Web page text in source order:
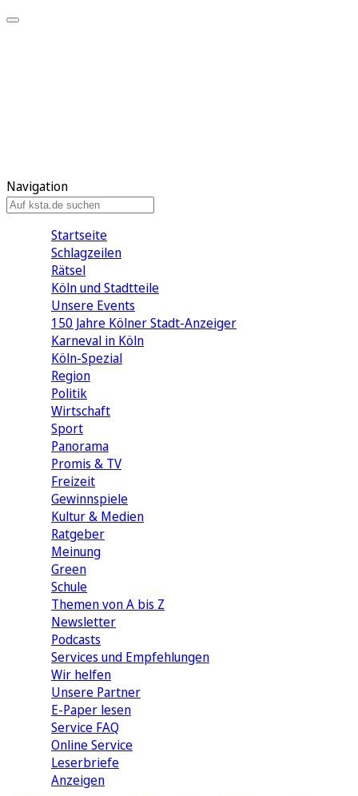
Navigation
Startseite
Schlagzeilen
Rätsel
Köln und Stadtteile
Unsere Events
150 Jahre Kölner Stadt-Anzeiger
Karneval in Köln
Köln-Spezial
Region
Politik
Wirtschaft
Sport
Panorama
Promis & TV
Freizeit
Gewinnspiele
Kultur & Medien
Ratgeber
Meinung
Green
Schule
Themen von A bis Z
Newsletter
Podcasts
Services und Empfehlungen
Wir helfen
Unsere Partner
E-Paper lesen
Service FAQ
Online Service
Leserbriefe
Anzeigen